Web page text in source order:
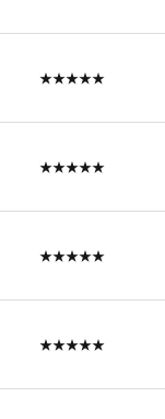
★★★★★
★★★★★
★★★★★
★★★★★